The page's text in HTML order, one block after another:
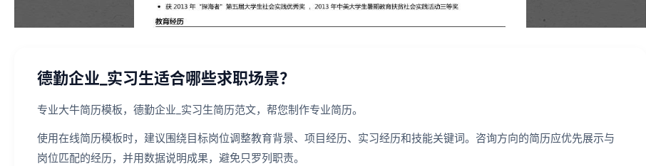
德勤企业_实习生适合哪些求职场景？
专业大牛简历模板，德勤企业_实习生简历范文，帮您制作专业简历。
使用在线简历模板时，建议围绕目标岗位调整教育背景、项目经历、实习经历和技能关键词。咨询方向的简历应优先展示与
岗位匹配的经历，并用数据说明成果，避免只罗列职责。